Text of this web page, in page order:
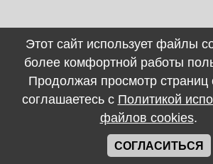
Этот сайт использует файлы
более комфортной работы
Продолжая просмотр страниц
соглашаетесь с Политикой
файлов cookies.
СОГЛАСИТЬСЯ